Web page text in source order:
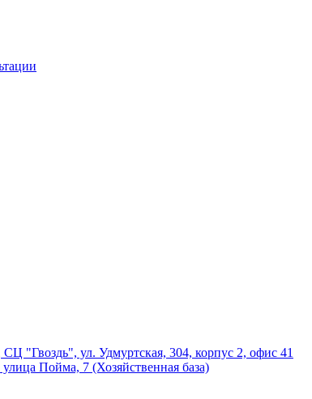
"Гвоздь", ул. Удмуртская, 304, корпус 2, офис 41
Пойма, 7 (Хозяйственная база)